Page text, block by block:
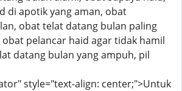
di apotik yang aman, obat
obat telat datang bulan paling
pelancar haid agar tidak hamil
datang bulan yang ampuh, pil
style="text-align: center;">Untuk